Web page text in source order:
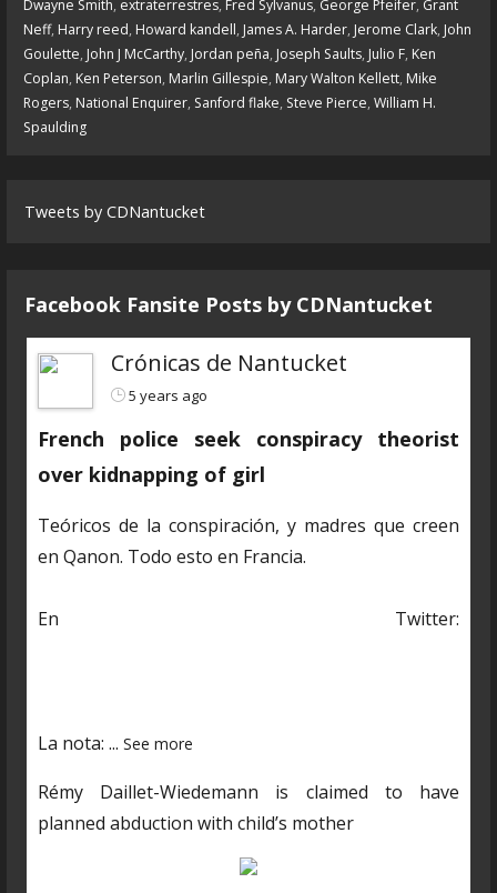
Dwayne Smith, extraterrestres, Fred Sylvanus, George Pfeifer, Grant
Neff, Harry reed, Howard kandell, James A. Harder, Jerome Clark, John
Goulette, John J McCarthy, Jordan peña, Joseph Saults, Julio F, Ken
Coplan, Ken Peterson, Marlin Gillespie, Mary Walton Kellett, Mike
Rogers, National Enquirer, Sanford flake, Steve Pierce, William H.
Spaulding
Tweets by CDNantucket
Facebook Fansite Posts by ‎CDNantucket
Crónicas de Nantucket
5 years ago
French police seek conspiracy theorist
over kidnapping of girl
Teóricos de la conspiración, y madres que creen
en Qanon. Todo esto en Francia.
En Twitter:
La nota: ... See more
Rémy Daillet-Wiedemann is claimed to have
planned abduction with child’s mother